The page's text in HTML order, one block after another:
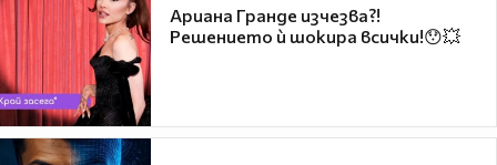
Ариана Гранде изчезва?!
Решението ѝ шокира всички!😯💥